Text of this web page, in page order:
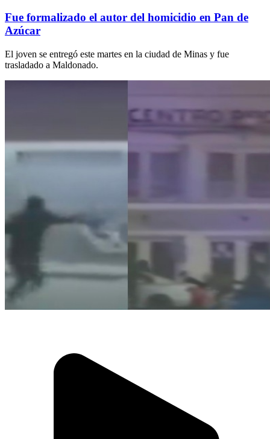
Fue formalizado el autor del homicidio en Pan de
Azúcar
El joven se entregó este martes en la ciudad de Minas y fue
trasladado a Maldonado.